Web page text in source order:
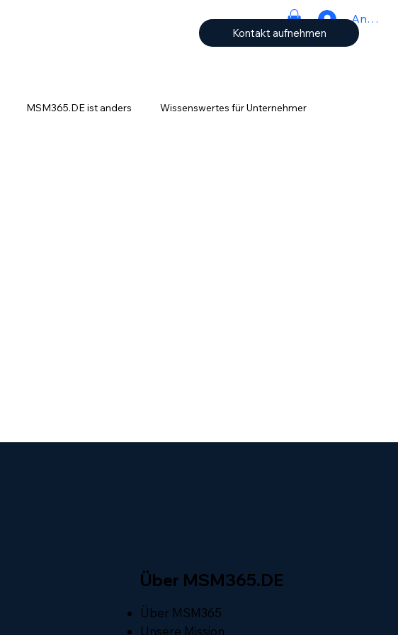
Kontakt aufnehmen
MSM365.DE ist anders Wissenswertes für Unternehmer
Über MSM365.DE
Über MSM365
Unsere Mission